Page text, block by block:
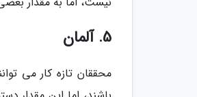
5. آلمان